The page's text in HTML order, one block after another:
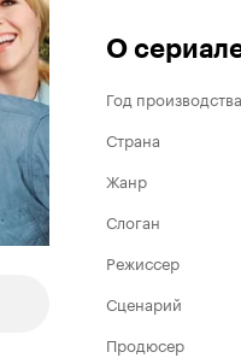
О
Год производства
Страна
Жанр
Слоган
Режиссер
Сценарий
Продюсер